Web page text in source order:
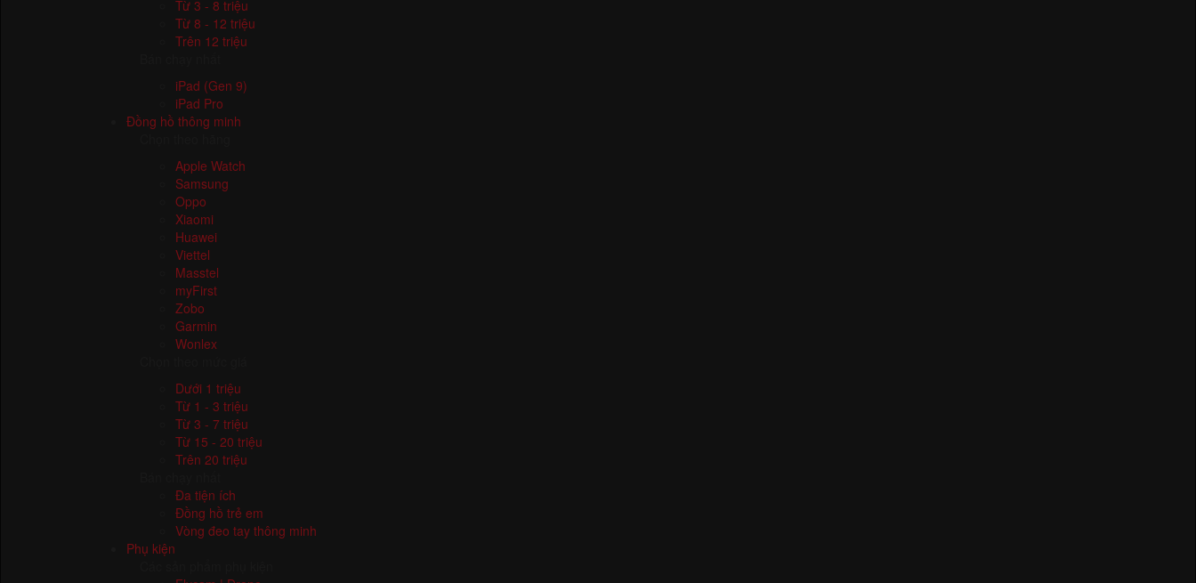
Dưới 3 triệu
Từ 3 - 8 triệu
Từ 8 - 12 triệu
Bán chạy nhất
iPad (Gen 9)
iPad Pro
Chọn theo hãng
Apple Watch
Samsung
Oppo
Xiaomi
Huawei
Viettel
Masstel
myFirst
Zobo
Garmin
Chọn theo mức giá
Dưới 1 triệu
Từ 1 - 3 triệu
Từ 3 - 7 triệu
Từ 15 - 20 triệu
Trên 20 triệu
Bán chạy nhất
Đa tiện ích
Đồng hồ trẻ em